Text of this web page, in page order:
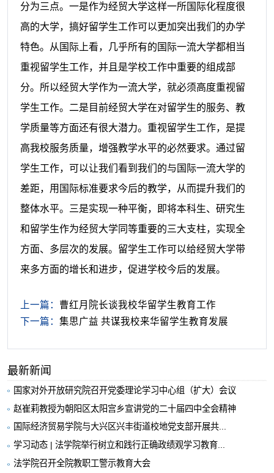
分为三点。一是作为经贸大学这样一所国际化程度很
高的大学，搞好留学生工作可以更加突出我们的办学
特色。从国际上看，几乎所有的国际一流大学都相当
重视留学生工作，并且是学校工作中重要的组成部
分。所以经贸大学作为一流大学，就必须高度重视留
学生工作。二是目前经贸大学在对留学生的服务、教
学质量等方面还有很大潜力。重视留学生工作，是提
高我校服务质量，增强教学水平的必然要求。通过留
学生工作，可以让我们看到我们的与国际一流大学的
差距，用国际标准要求今后的教学，从而提升我们的
整体水平。三是实现一种平衡，即将本科生、研究生
和留学生作为经贸大学同等重要的三大支柱，实现全
方面、多层次的发展。留学生工作可以给经贸大学带
来多方面的增长和进步，促进学校今后的发展。
上一篇： 曹红月院长谈我校华留学生教育工作
下一篇： 集思广益 共谋我校来华留学生教育发展
最新新闻
国家对外开放研究院召开党委理论学习中心组（扩大）会议
赵崔莉教授为朝阳区太阳宫乡宣讲党的二十届四中全会精神
国际经济贸易学院与大兴区兴丰街道校地党支部开展共...
学习动态 | 法学院举行树立和践行正确政绩观学习教育...
法学院召开全院教职工警示教育大会